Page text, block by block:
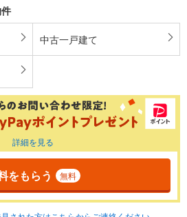
中古一戸建て
詳細を見る
をもらう 無料